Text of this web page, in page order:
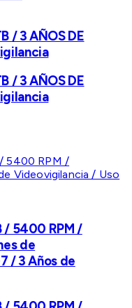
/ 3 AÑOS DE
/ 3 AÑOS DE
/ 5400 RPM /
de
/ 3 Años de